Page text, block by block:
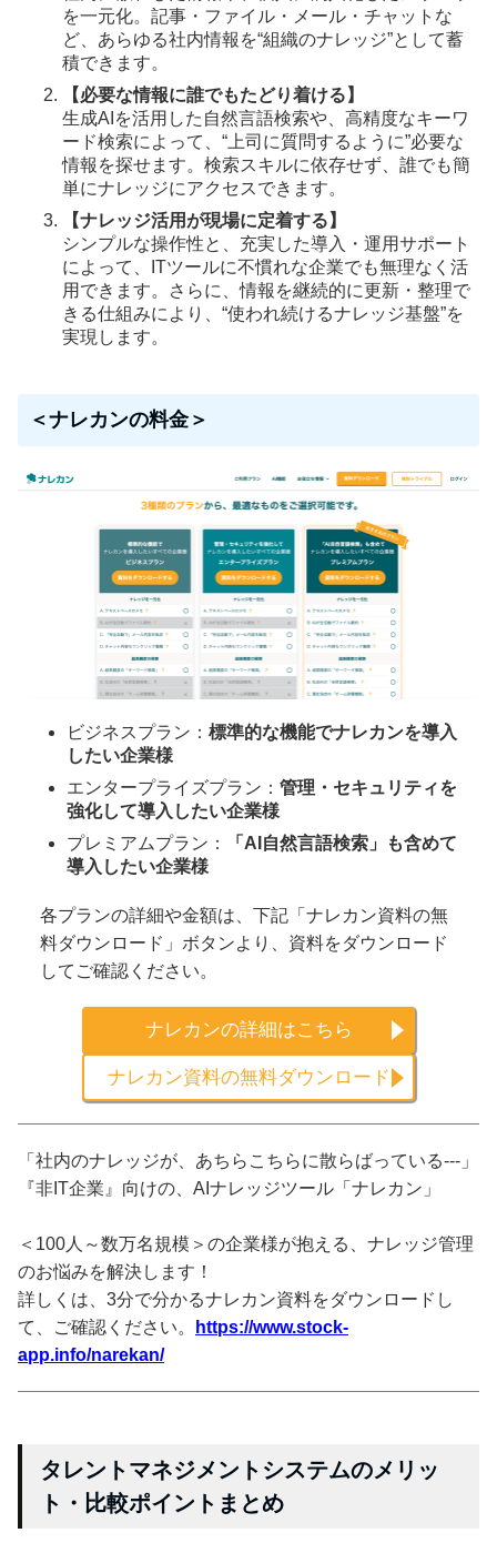
を一元化。記事・ファイル・メール・チャットな
ど、あらゆる社内情報を“組織のナレッジ”として蓄
積できます。
【必要な情報に誰でもたどり着ける】
生成AIを活用した自然言語検索や、高精度なキーワ
ード検索によって、“上司に質問するように”必要な
情報を探せます。検索スキルに依存せず、誰でも簡
単にナレッジにアクセスできます。
【ナレッジ活用が現場に定着する】
シンプルな操作性と、充実した導入・運用サポート
によって、ITツールに不慣れな企業でも無理なく活
用できます。さらに、情報を継続的に更新・整理で
きる仕組みにより、“使われ続けるナレッジ基盤”を
実現します。
＜ナレカンの料金＞
ビジネスプラン： 標準的な機能でナレカンを導入
したい企業様
エンタープライズプラン： 管理・セキュリティを
強化して導入したい企業様
プレミアムプラン：
「AI自然言語検索」も含めて
導入したい企業様
各プランの詳細や金額は、下記「ナレカン資料の無
料ダウンロード」ボタンより、資料をダウンロード
してご確認ください。
ナレカンの詳細はこちら
ナレカン資料の無料ダウンロード
「社内のナレッジが、あちらこちらに散らばっている---」
『非IT企業』向けの、AIナレッジツール「ナレカン」
＜100人～数万名規模＞の企業様が抱える、ナレッジ管理
のお悩みを解決します！
詳しくは、3分で分かるナレカン資料をダウンロードし
て、ご確認ください。
https://www.stock-
app.info/narekan/
タレントマネジメントシステムのメリッ
ト・比較ポイントまとめ